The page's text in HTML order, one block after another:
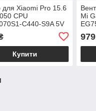
для Xiaomi Pro 15.6
CPU
C440-S9A 5V
Купити
Mi
979